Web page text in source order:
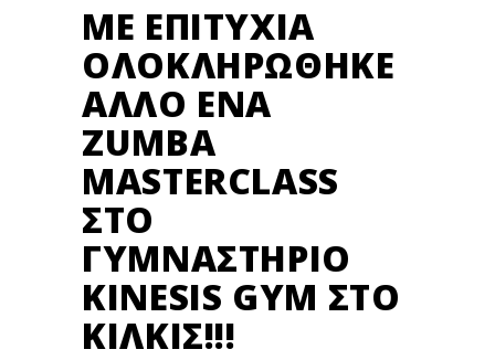
ΜΕ ΕΠΙΤΥΧΊΑ
ΟΛΟΚΛΗΡΏΘΗΚΕ
ΆΛΛΟ ΈΝΑ
ZUMBA
MASTERCLASS
ΣΤΟ
ΓΥΜΝΑΣΤΉΡΙΟ
KINESIS GYM ΣΤΟ
ΚΙΛΚΊΣ!!!